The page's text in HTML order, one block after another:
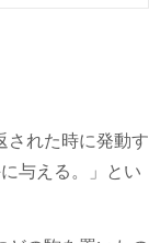
された時に発動す
与える。」とい